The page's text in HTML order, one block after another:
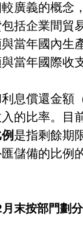
廣義的概念
括企業間貿
當年國內生
當年國際收
息償還金額
的比率。目
是指剩餘期
儲備的比例
月末按部門劃